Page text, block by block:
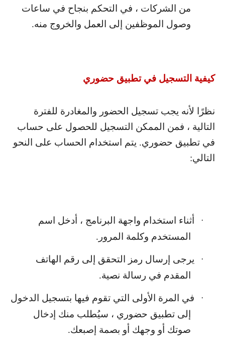
من الشركات ، في التحكم بنجاح في ساعات
وصول الموظفين إلى العمل والخروج منه.
كيفية التسجيل في تطبيق حضوري
نظرًا لأنه يجب تسجيل الحضور والمغادرة للفترة
التالية ، فمن الممكن التسجيل للحصول على حساب
في تطبيق حضوري. يتم استخدام الحساب على النحو
التالي:
·
أثناء استخدام واجهة البرنامج ، أدخل اسم
المستخدم وكلمة المرور.
·
يرجى إرسال رمز التحقق إلى رقم الهاتف
المقدم في رسالة نصية.
·
في المرة الأولى التي تقوم فيها بتسجيل الدخول
إلى تطبيق حضوري ، سيُطلب منك إدخال
صوتك أو وجهك أو بصمة إصبعك.